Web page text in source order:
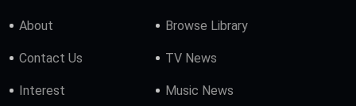
About Browse Library
Contact Us TV News
Interest Music News